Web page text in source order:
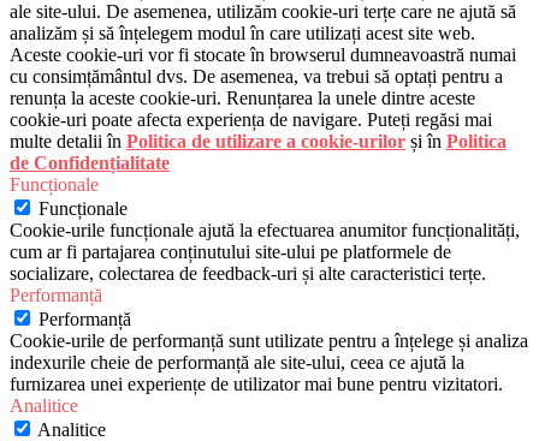
ale site-ului. De asemenea, utilizăm cookie-uri terțe care ne ajută să
analizăm și să înțelegem modul în care utilizați acest site web.
Aceste cookie-uri vor fi stocate în browserul dumneavoastră numai
cu consimțământul dvs. De asemenea, va trebui să optați pentru a
renunța la aceste cookie-uri. Renunțarea la unele dintre aceste
cookie-uri poate afecta experiența de navigare. Puteți regăsi mai
multe detalii în Politica de utilizare a cookie-urilor și în Politica
de Confidențialitate
Funcționale
Funcționale
Cookie-urile funcționale ajută la efectuarea anumitor funcționalități,
cum ar fi partajarea conținutului site-ului pe platformele de
socializare, colectarea de feedback-uri și alte caracteristici terțe.
Performanță
Performanță
Cookie-urile de performanță sunt utilizate pentru a înțelege și analiza
indexurile cheie de performanță ale site-ului, ceea ce ajută la
furnizarea unei experiențe de utilizator mai bune pentru vizitatori.
Analitice
Analitice